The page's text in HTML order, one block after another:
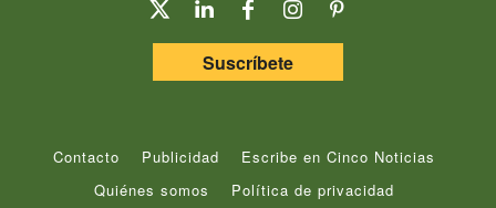
Suscríbete
Contacto Publicidad
Escribe en Cinco Noticias
Quiénes somos
Política de privacidad